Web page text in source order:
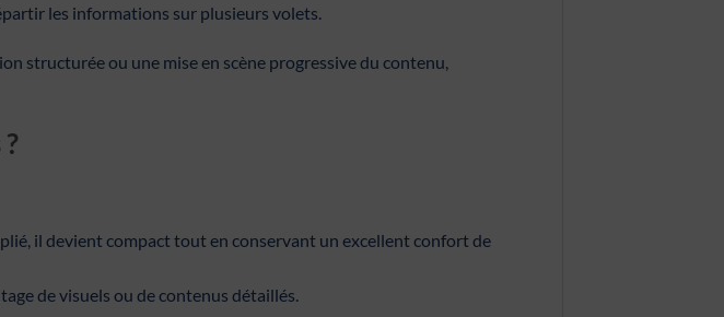
les informations sur plusieurs volets.
structurée ou une mise en scène progressive du contenu,
il devient compact tout en conservant un excellent confort de
de visuels ou de contenus détaillés.